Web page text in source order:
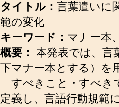
タイトル： 言葉遣いに
範の変化
キーワード： マナー本
概要： 本発表では、言
下マナー本とする）を
「すべきこと・すべ
定義し、言語行動規範